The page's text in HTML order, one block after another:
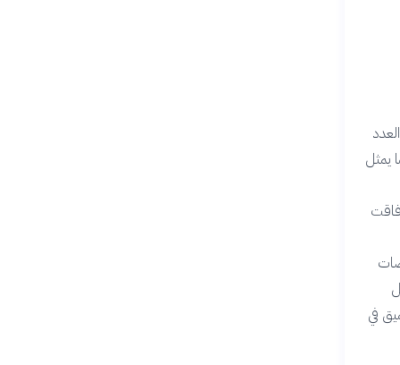
إلى أكثر من 5.4 مليار مستخدم بحلول 2024، بما يمثل
فاقت
في